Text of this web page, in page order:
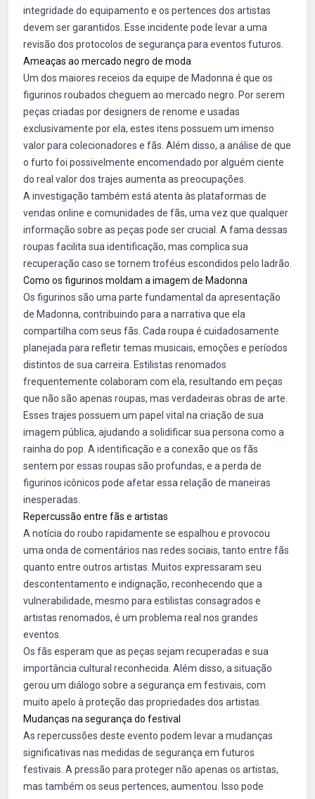
integridade do equipamento e os pertences dos artistas
devem ser garantidos. Esse incidente pode levar a uma
revisão dos protocolos de segurança para eventos futuros.
Ameaças ao mercado negro de moda
Um dos maiores receios da equipe de Madonna é que os
figurinos roubados cheguem ao mercado negro. Por serem
peças criadas por designers de renome e usadas
exclusivamente por ela, estes itens possuem um imenso
valor para colecionadores e fãs. Além disso, a análise de que
o furto foi possivelmente encomendado por alguém ciente
do real valor dos trajes aumenta as preocupações.
A investigação também está atenta às plataformas de
vendas online e comunidades de fãs, uma vez que qualquer
informação sobre as peças pode ser crucial. A fama dessas
roupas facilita sua identificação, mas complica sua
recuperação caso se tornem troféus escondidos pelo ladrão.
Como os figurinos moldam a imagem de Madonna
Os figurinos são uma parte fundamental da apresentação
de Madonna, contribuindo para a narrativa que ela
compartilha com seus fãs. Cada roupa é cuidadosamente
planejada para refletir temas musicais, emoções e períodos
distintos de sua carreira. Estilistas renomados
frequentemente colaboram com ela, resultando em peças
que não são apenas roupas, mas verdadeiras obras de arte.
Esses trajes possuem um papel vital na criação de sua
imagem pública, ajudando a solidificar sua persona como a
rainha do pop. A identificação e a conexão que os fãs
sentem por essas roupas são profundas, e a perda de
figurinos icônicos pode afetar essa relação de maneiras
inesperadas.
Repercussão entre fãs e artistas
A notícia do roubo rapidamente se espalhou e provocou
uma onda de comentários nas redes sociais, tanto entre fãs
quanto entre outros artistas. Muitos expressaram seu
descontentamento e indignação, reconhecendo que a
vulnerabilidade, mesmo para estilistas consagrados e
artistas renomados, é um problema real nos grandes
eventos.
Os fãs esperam que as peças sejam recuperadas e sua
importância cultural reconhecida. Além disso, a situação
gerou um diálogo sobre a segurança em festivais, com
muito apelo à proteção das propriedades dos artistas.
Mudanças na segurança do festival
As repercussões deste evento podem levar a mudanças
significativas nas medidas de segurança em futuros
festivais. A pressão para proteger não apenas os artistas,
mas também os seus pertences, aumentou. Isso pode